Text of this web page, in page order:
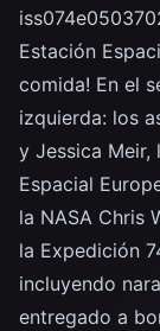
Estación
comida! En el
izquierda: los
y Jessica Meir,
Espacial
la NASA Chris
la Expedición
incluyendo
entregado a